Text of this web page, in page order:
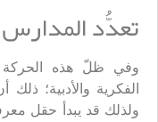
تعدُّد المدارس
وفي ظلّ هذه الحركة
الفكرية والأدبية؛
ولذلك قد يبدأ حقل